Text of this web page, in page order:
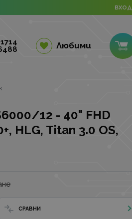
ВХОД
Любими
12 - 40" FHD
HLG, Titan 3.0 OS,
СРАВНИ